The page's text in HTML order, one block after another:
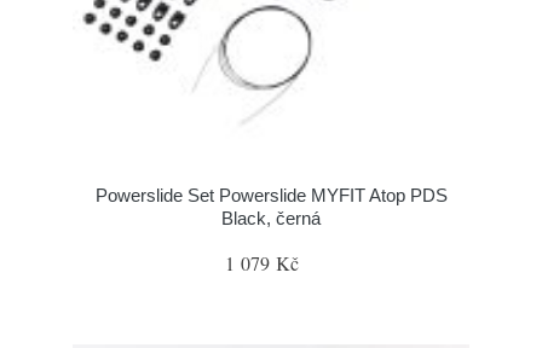
Powerslide Set Powerslide MYFIT Atop PDS
Black, černá
1 079 Kč